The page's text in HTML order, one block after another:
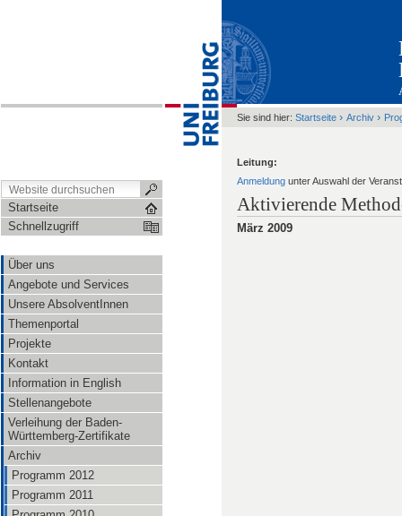
Startseite
Schnellzugriff
Über uns
Angebote und Services
Unsere AbsolventInnen
Themenportal
Projekte
Kontakt
Information in English
Stellenangebote
Verleihung der Baden-
Württemberg-Zertifikate
Archiv
Programm 2012
Programm 2011
Sie sind hier: Startseite › Archiv ›
Leitung:
Anmeldung unter Auswahl der
Aktivierende
März 2009